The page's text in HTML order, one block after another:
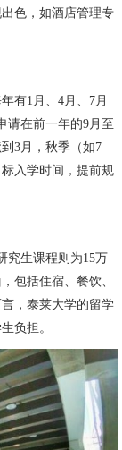
色，如酒店管理专
有1月、4月、7月
请在前一年的9月至
3月，秋季（如7
入学时间，提前规
究生课程则为15万
包括住宿、餐饮、
，泰莱大学的留学
负担。